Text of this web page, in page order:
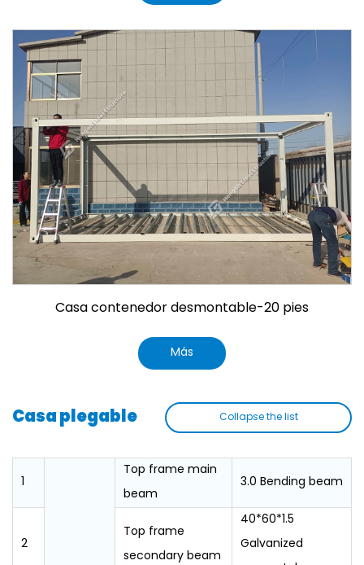
Casa contenedor desmontable-20 pies
Más
Casa plegable
1
Top frame main
beam
3.0 Bending beam
2
Top frame
secondary beam
40*60*1.5
Galvanized